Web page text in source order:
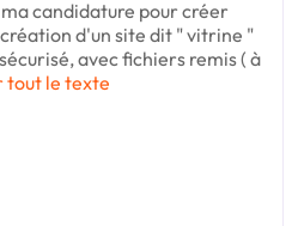
candidature pour créer
d'un site dit " vitrine "
avec fichiers remis ( à
tout le texte